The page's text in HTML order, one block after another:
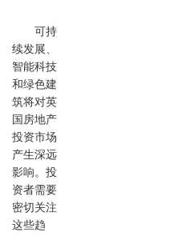
可持
续发展、
智能科技
和绿色建
筑将对英
国房地产
投资市场
产生深远
影响。投
资者需要
密切关注
这些趋